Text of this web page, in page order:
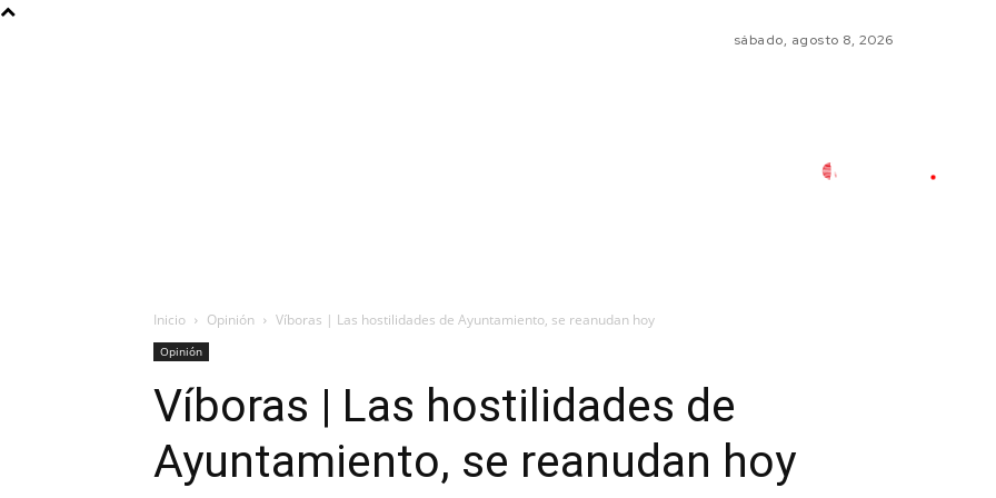
sábado, agosto 8, 2026
Inicio Opinión Víboras | Las hostilidades de Ayuntamiento, se reanudan hoy
Opinión
Víboras | Las hostilidades de
Ayuntamiento, se reanudan hoy